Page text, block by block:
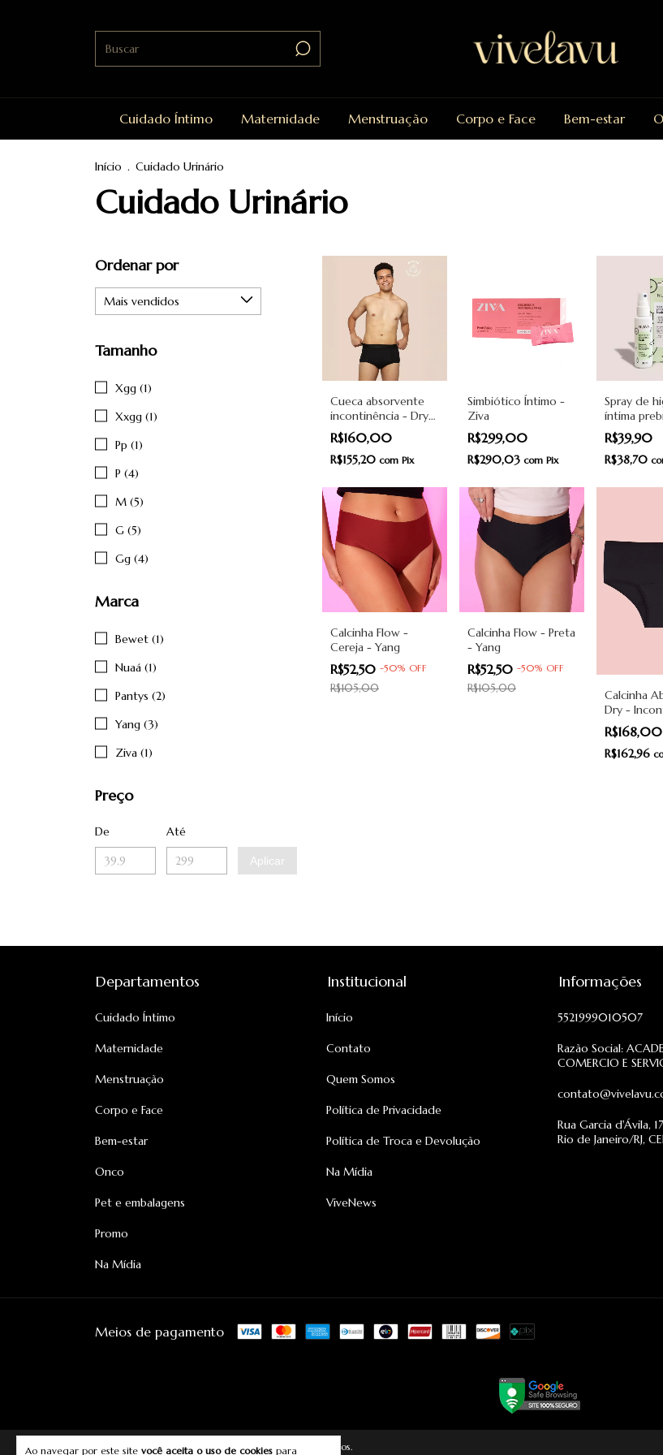
Cuidado Íntimo Maternidade Menstruação Corpo e Face Bem-estar
Ao navegar por este site você aceita o uso de cookies para
Início . Cuidado Urinário
Cuidado Urinário
Ordenar por
Tamanho
Xgg (1)
Xxgg (1)
Pp (1)
P (4)
M (5)
G (5)
Gg (4)
Marca
Bewet (1)
Nuaá (1)
Pantys (2)
Yang (3)
Ziva (1)
Preço
De Até
Aplicar
Cueca absorvente
incontinência - Dry
men - Preto - Pantys
R$160,00
R$155,20 com Pix
Simbiótico Íntimo -
Ziva
R$299,00
R$290,03 com Pix
Spray de
íntima
Fresh -
R$39,90
R$38,70
Calcinha Flow -
Cereja - Yang
R$52,50 -50% OFF
R$105,00
Calcinha Flow - Preta
- Yang
R$52,50 -50% OFF
R$105,00
Calcinha
Dry -
Moderada
Pantys
R$168,00
R$162,96
Departamentos
Cuidado Íntimo
Maternidade
Menstruação
Corpo e Face
Bem-estar
Onco
Pet e embalagens
Promo
Na Mídia
Institucional
Início
Contato
Quem Somos
Política de Privacidade
Política de Troca e Devolução
Na Mídia
ViveNews
Informações
5521999010507
Razão Social:
COMERCIO E
Rua Garcia d'Ávila,
Rio de Janeiro/RJ,
Meios de pagamento
Copyright Vivelavu - 2026. Todos os direitos reservados.